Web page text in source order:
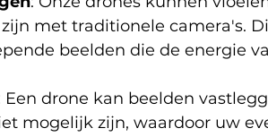
met traditionele camera's.
beelden die de energie
Een drone kan beelden
mogelijk zijn, waardoor uw